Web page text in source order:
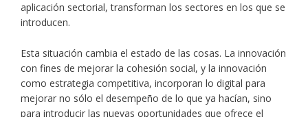
aplicación sectorial, transforman los sectores en los que se
introducen.
Esta situación cambia el estado de las cosas. La innovación
con fines de mejorar la cohesión social, y la innovación
como estrategia competitiva, incorporan lo digital para
mejorar no sólo el desempeño de lo que ya hacían, sino
para introducir las nuevas oportunidades que ofrece el